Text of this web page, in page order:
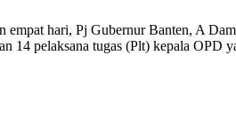
hari, Pj Gubernur Banten, A
14 pelaksana tugas (Plt) kepala OPD